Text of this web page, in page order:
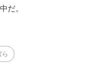
だ。